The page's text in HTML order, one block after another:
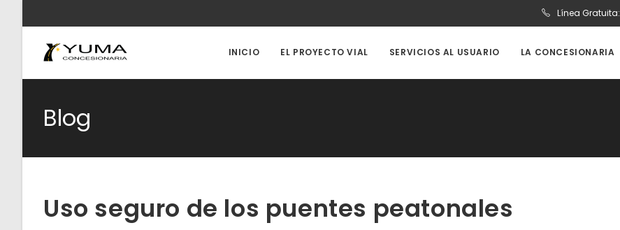
contenido
Línea Gratuita:
INICIO EL PROYECTO VIAL SERVICIOS AL USUARIO LA CONCESIONARIA
Blog
Uso seguro de los puentes peatonales